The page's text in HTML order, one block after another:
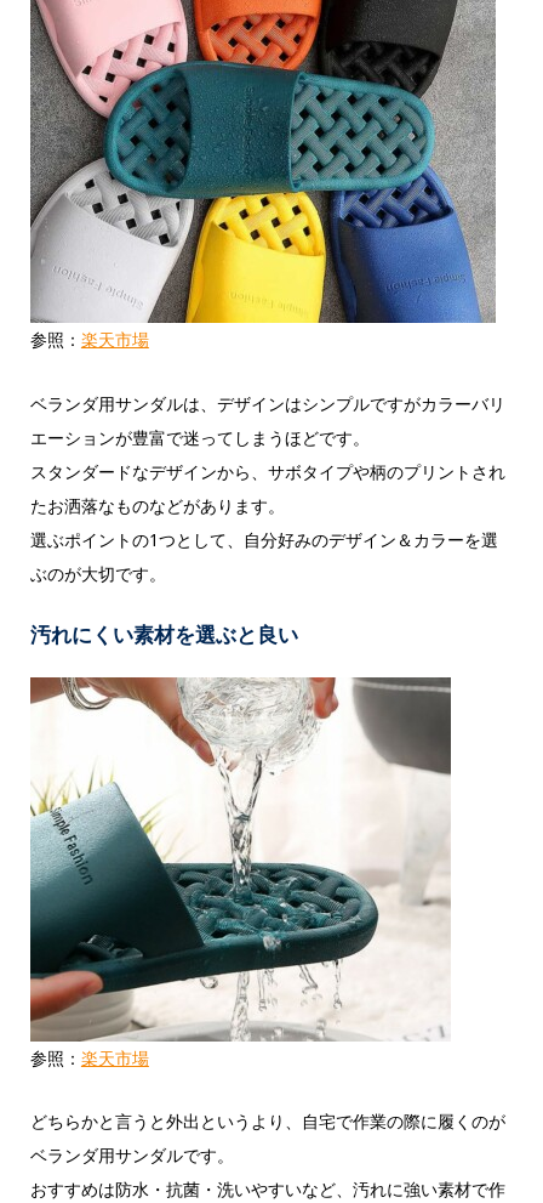
参照： 楽天市場
ベランダ用サンダルは、デザインはシンプルですがカラーバリ
エーションが豊富で迷ってしまうほどです。
スタンダードなデザインから、サボタイプや柄のプリントされ
たお洒落なものなどがあります。
選ぶポイントの1つとして、自分好みのデザイン＆カラーを選
ぶのが大切です。
汚れにくい素材を選ぶと良い
参照： 楽天市場
どちらかと言うと外出というより、自宅で作業の際に履くのが
ベランダ用サンダルです。
おすすめは防水・抗菌・洗いやすいなど、汚れに強い素材で作